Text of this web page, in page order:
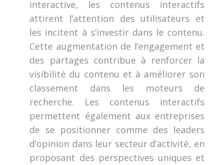
interactive, les contenus interactifs
attirent l’attention des utilisateurs et
les incitent à s’investir dans le contenu.
Cette augmentation de l’engagement et
des partages contribue à renforcer la
visibilité du contenu et à améliorer son
classement dans les moteurs de
recherche. Les contenus interactifs
permettent également aux entreprises
de se positionner comme des leaders
d’opinion dans leur secteur d’activité, en
proposant des perspectives uniques et